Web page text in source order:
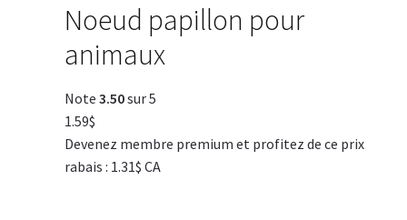
Noeud papillon pour
animaux
Note 3.50sur 5
1.59$
Devenez membre premium et profitez de ce prix
rabais : 1.31$ CA